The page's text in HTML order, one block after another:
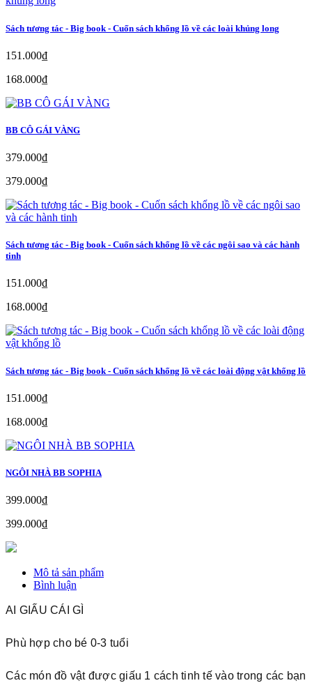
Sách tương tác - Big book - Cuốn sách khổng lồ về các loài khủng long
151.000₫
168.000₫
BB CÔ GÁI VÀNG
379.000₫
379.000₫
Sách tương tác - Big book - Cuốn sách khổng lồ về các ngôi sao và các hành
tinh
151.000₫
168.000₫
Sách tương tác - Big book - Cuốn sách khổng lồ về các loài động vật khổng lồ
151.000₫
168.000₫
NGÔI NHÀ BB SOPHIA
399.000₫
399.000₫
Mô tả sản phẩm
Bình luận
AI GIẤU CÁI GÌ
Phù hợp cho bé 0-3 tuổi
Các món đồ vật được giấu 1 cách tinh tế vào trong các bạn